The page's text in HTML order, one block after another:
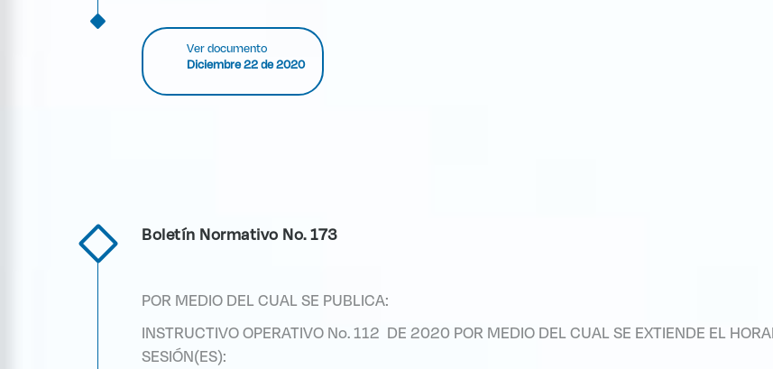
Ver documento
Diciembre 22 de 2020
Boletín Normativo No. 173
POR MEDIO DEL CUAL SE PUBLICA:
INSTRUCTIVO OPERATIVO No. 112 DE 2020 POR MEDIO DEL CUAL SE EXTIENDE EL
SESIÓN(ES):